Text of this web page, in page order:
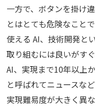
一方で、ボタンを掛け
とはとても危険なこと
使える AI、技術開発と
取り組むには良いがす
AI、実現まで10年以上
と呼ばれてニュースな
実現難易度が大きく異